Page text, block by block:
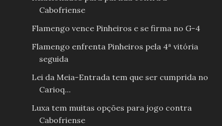
Cabofriense
Flamengo vence Pinheiros e se firma no G-4
Flamengo enfrenta Pinheiros pela 4ª vitória
seguida
Lei da Meia-Entrada tem que ser cumprida no
Carioq...
Luxa tem muitas opções para jogo contra
Cabofriense